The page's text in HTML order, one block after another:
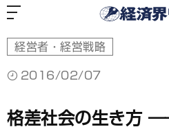
経営者・経営戦略
2016/02/07
格差社会の生き方